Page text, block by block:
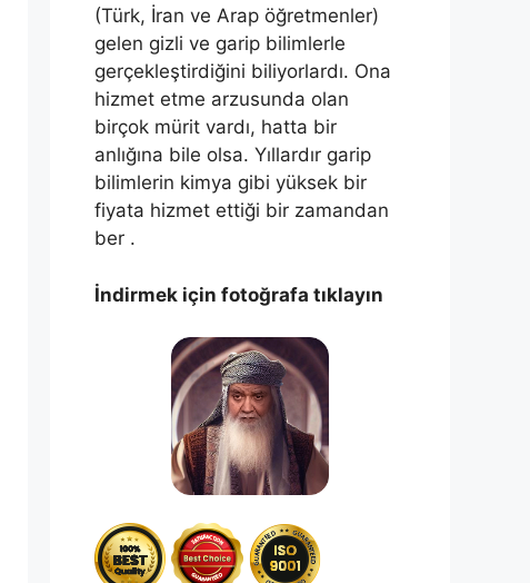
(Türk, İran ve Arap öğretmenler)
gelen gizli ve garip bilimlerle
gerçekleştirdiğini biliyorlardı. Ona
hizmet etme arzusunda olan
birçok mürit vardı, hatta bir
anlığına bile olsa. Yıllardır garip
bilimlerin kimya gibi yüksek bir
fiyata hizmet ettiği bir zamandan
ber .
İndirmek için fotoğrafa tıklayın